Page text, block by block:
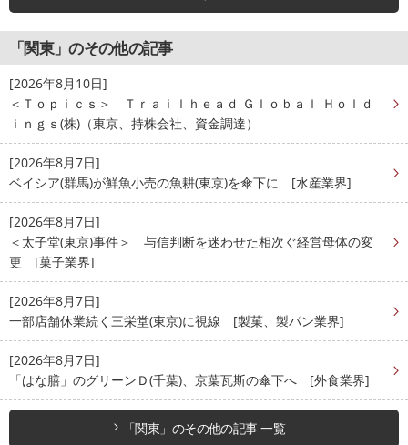
「関東」のその他の記事
[2026年8月10日]
＜Ｔｏｐｉｃｓ＞ Ｔｒａｉｌｈｅａｄ Ｇｌｏｂａｌ Ｈｏｌｄ
ｉｎｇｓ(株)（東京、持株会社、資金調達）
[2026年8月7日]
ベイシア(群馬)が鮮魚小売の魚耕(東京)を傘下に [水産業界]
[2026年8月7日]
＜太子堂(東京)事件＞ 与信判断を迷わせた相次ぐ経営母体の変
更 [菓子業界]
[2026年8月7日]
一部店舗休業続く三栄堂(東京)に視線 [製菓、製パン業界]
[2026年8月7日]
「はな膳」のグリーンＤ(千葉)、京葉瓦斯の傘下へ [外食業界]
「関東」のその他の記事 一覧